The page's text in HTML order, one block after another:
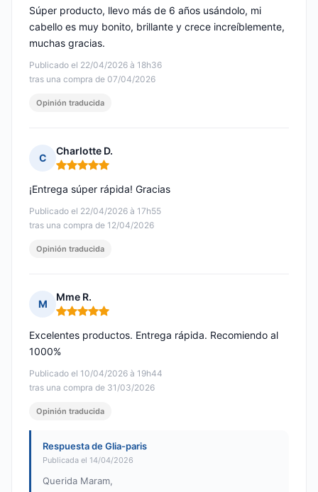
Publicado el 22/04/2026 à 18h36
tras una compra de 07/04/2026
Súper producto, llevo más de 6 años usándolo, mi
cabello es muy bonito, brillante y crece increíblemente,
muchas gracias.
Opinión traducida
C
Charlotte D.
Nota: 5 de 5
Publicado el 22/04/2026 à 17h55
tras una compra de 12/04/2026
¡Entrega súper rápida! Gracias
Opinión traducida
M
Mme R.
Nota: 5 de 5
Publicado el 10/04/2026 à 19h44
tras una compra de 31/03/2026
Excelentes productos. Entrega rápida. Recomiendo al
1000%
Opinión traducida
Respuesta de Glia-paris
Publicada el 14/04/2026
Querida Maram,